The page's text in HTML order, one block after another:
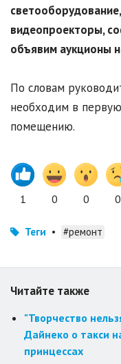
видеопроекторы,
объявим аукционы
По словам
необходим в
помещению.
1 0 0 0
Теги • #ремонт
Читайте также
"Творчество
Дайнеко о такси
принцессах